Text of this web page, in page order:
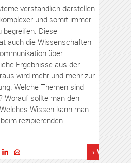
verständlich darstellen
und somit immer
begreifen. Diese
auch die Wissenschaften
über
Ergebnisse aus der
wird mehr und mehr zur
Welche Themen sind
Worauf sollte man den
Wissen kann man
rezipierenden
›